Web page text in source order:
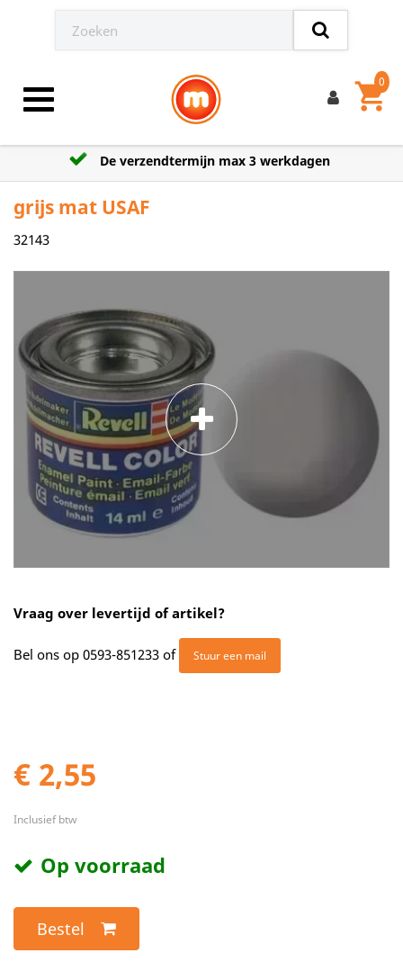
Toggle navigation shopping_cart
0
De verzendtermijn max 3 werkdagen
grijs mat USAF
32143
Vraag over levertijd of artikel?
Bel ons op 0593-851233 of Stuur een mail
€ 2,55
Inclusief btw
Op voorraad
Bestel